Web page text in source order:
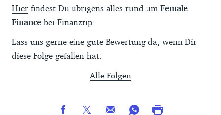
Hier findest Du übrigens alles rund um Female
Finance bei Finanztip.
Lass uns gerne eine gute Bewertung da, wenn Dir
diese Folge gefallen hat.
Alle Folgen